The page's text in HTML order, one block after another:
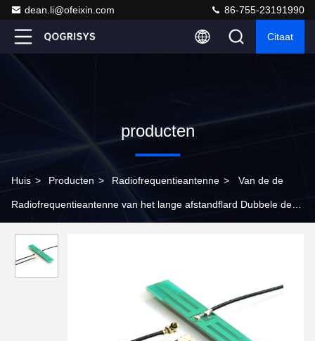
dean.li@ofeixin.com 86-755-23191990
Citaat
producten
Huis > Producten > Radiofrequentieantenne > Van de de
Radiofrequentieantenne van het lange afstandflard Dubbele de